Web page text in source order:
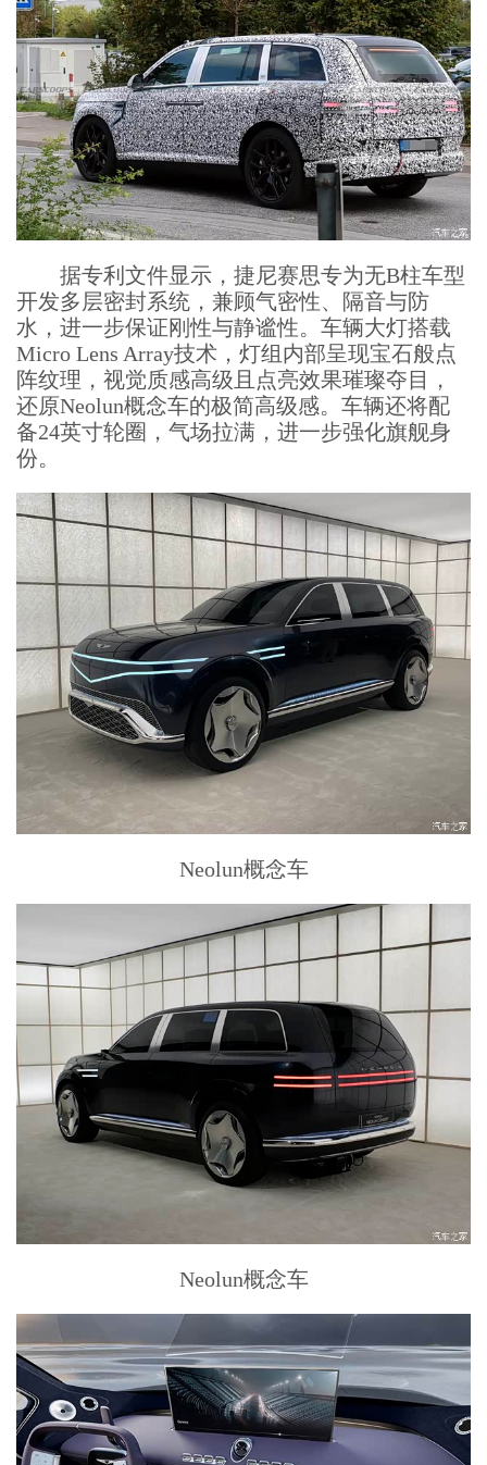
据专利文件显示，捷尼赛思专为无B柱车型
开发多层密封系统，兼顾气密性、隔音与防
水，进一步保证刚性与静谧性。车辆大灯搭载
Micro Lens Array技术，灯组内部呈现宝石般点
阵纹理，视觉质感高级且点亮效果璀璨夺目，
还原Neolun概念车的极简高级感。车辆还将配
备24英寸轮圈，气场拉满，进一步强化旗舰身
份。
Neolun概念车
Neolun概念车